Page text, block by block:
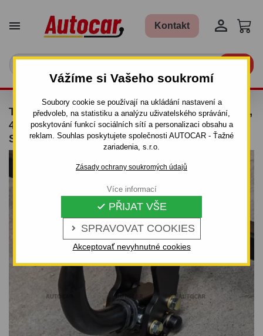
Vážíme si Vašeho soukromí
Soubory cookie se používají na ukládání nastavení a
předvoleb, na statistiku a analýzu uživatelského správání,
poskytování funkcí sociálních sítí a personalizaci obsahu a
reklam. Souhlas poskytujete společnosti AUTOCAR - Ťažné
zariadenia, s.r.o.
Zásady ochrany soukromých údajů
 SPRAVOVAT COOKIES
 PŘIJAT VŠE
Akceptovať nevyhnutné cookies
Více informací
 Kontakt 
TAŽNÉ ZAŘÍZENÍ PRO KIA SPORTAGE - 5DV.,
4WD, (K 00) - ODNÍMATELNÝ BAJONETOVÝ
SYSTÉM - OD 1994 DO 2004